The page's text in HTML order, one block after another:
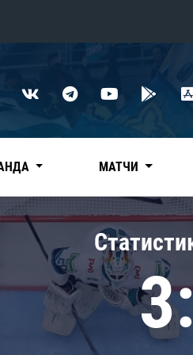
Нефтехимик
Дивизион Чернышева
Авангард
Адмирал
КХЛ
МАТЧИ